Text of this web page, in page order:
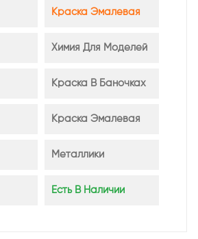
Краска Эмалевая
Химия Для Моделей
Краска В Баночках
Краска Эмалевая
Металлики
Есть В Наличии